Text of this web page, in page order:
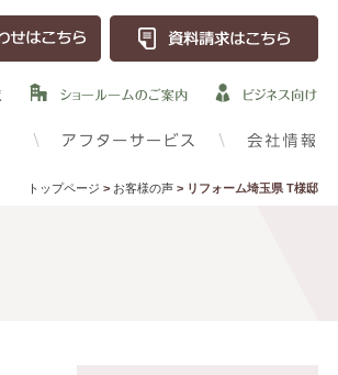
トップページ > お客様の声 > リフォーム埼玉県 T様邸